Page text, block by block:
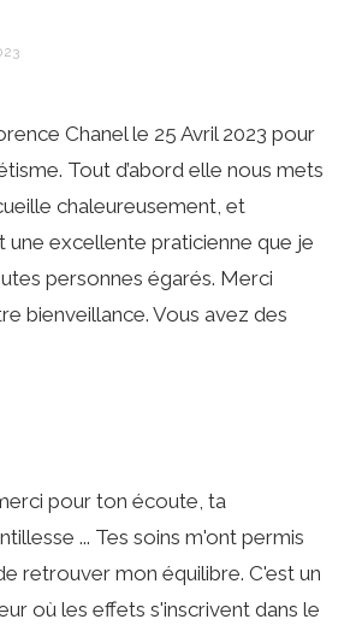
Chanel le 25 Avril 2023 pour
Tout d’abord elle nous mets
chaleureusement, et
une excellente praticienne que je
personnes égarés. Merci
bienveillance. Vous avez des
pour ton écoute, ta
... Tes soins m'ont permis
retrouver mon équilibre. C'est un
où les effets s'inscrivent dans le